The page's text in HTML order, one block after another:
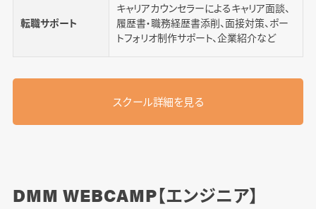
転職サポート
キャリアカウンセラーによるキャリア面談、
履歴書・職務経歴書添削、面接対策、ポー
トフォリオ制作サポート、企業紹介など
スクール詳細を見る
DMM WEBCAMP【エンジニア】